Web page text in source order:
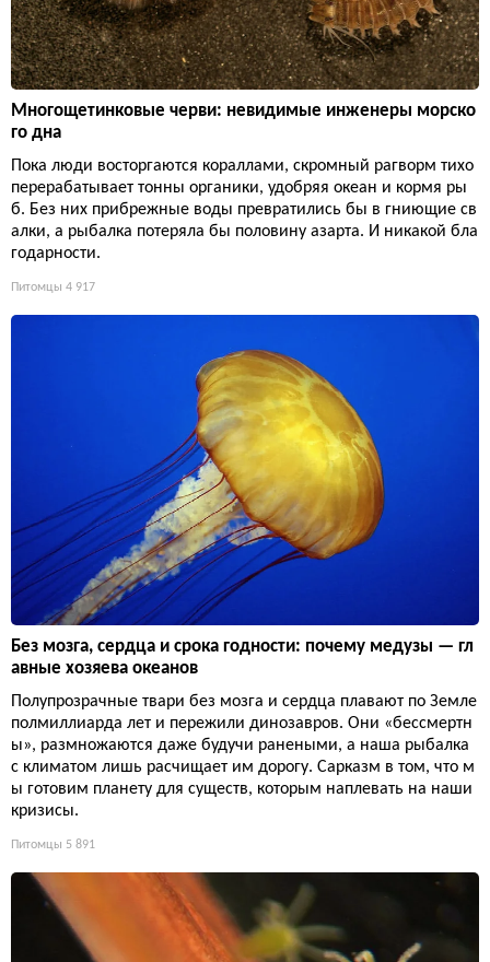
Многощетинковые черви: невидимые инженеры морско
го дна
Пока люди восторгаются кораллами, скромный рагворм тихо
перерабатывает тонны органики, удобряя океан и кормя ры
б. Без них прибрежные воды превратились бы в гниющие св
алки, а рыбалка потеряла бы половину азарта. И никакой бла
годарности.
Питомцы 4 917
Без мозга, сердца и срока годности: почему медузы — гл
авные хозяева океанов
Полупрозрачные твари без мозга и сердца плавают по Земле
полмиллиарда лет и пережили динозавров. Они «бессмертн
ы», размножаются даже будучи ранеными, а наша рыбалка
с климатом лишь расчищает им дорогу. Сарказм в том, что м
ы готовим планету для существ, которым наплевать на наши
кризисы.
Питомцы 5 891